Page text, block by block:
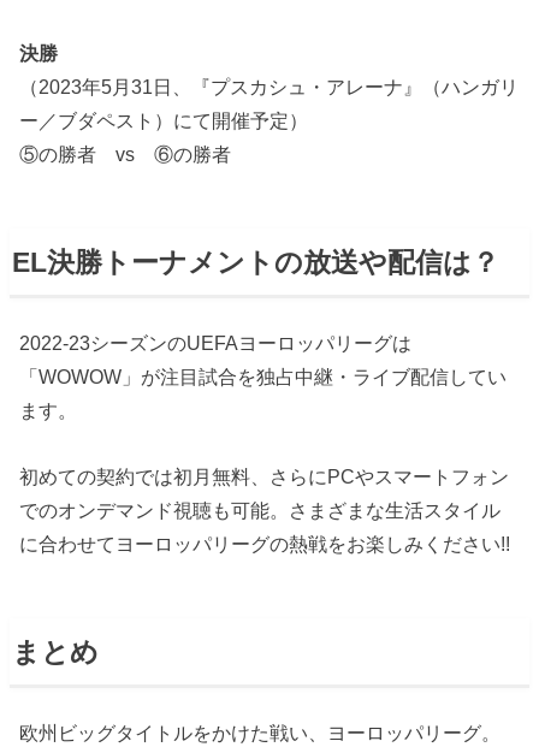
決勝
（2023年5月31日、『プスカシュ・アレーナ』（ハンガリ
ー／ブダペスト）にて開催予定）
⑤の勝者 vs ⑥の勝者
EL決勝トーナメントの放送や配信は？
2022-23シーズンのUEFAヨーロッパリーグは
「WOWOW」が注目試合を独占中継・ライブ配信してい
ます。
初めての契約では初月無料、さらにPCやスマートフォン
でのオンデマンド視聴も可能。さまざまな生活スタイル
に合わせてヨーロッパリーグの熱戦をお楽しみください!!
まとめ
欧州ビッグタイトルをかけた戦い、ヨーロッパリーグ。